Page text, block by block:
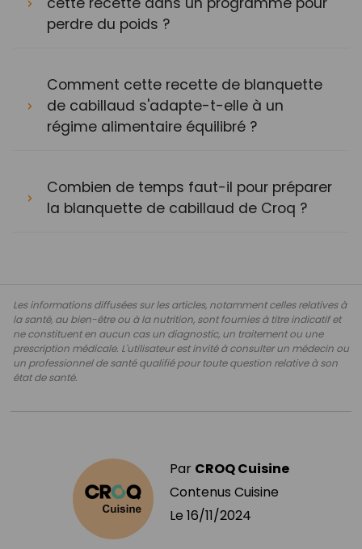
perdre du poids ?
Comment cette recette de blanquette
de cabillaud s'adapte-t-elle à un
régime alimentaire équilibré ?
Combien de temps faut-il pour préparer
la blanquette de cabillaud de Croq ?
Les informations diffusées sur les articles, notamment celles relatives à
la santé, au bien-être ou à la nutrition, sont fournies à titre indicatif et
ne constituent en aucun cas un diagnostic, un traitement ou une
prescription médicale. L'utilisateur est invité à consulter un médecin ou
un professionnel de santé qualifié pour toute question relative à son
état de santé.
Par CROQ Cuisine
Contenus Cuisine
Le 16/11/2024